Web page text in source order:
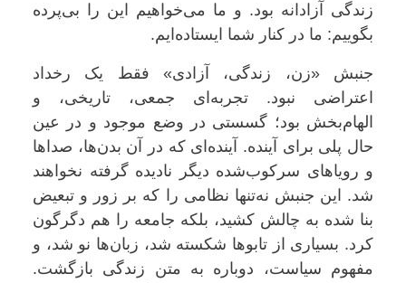
زندگی آزادانه بود. و ما می‌خواهیم این را بی‌پرده
بگوییم: ما در کنار شما ایستاده‌ایم.
جنبش «زن، زندگی، آزادی» فقط یک رخداد
اعتراضی نبود. تجربه‌ای جمعی، تاریخی، و
الهام‌بخش بود؛ گسستی در وضع موجود و در عین
حال پلی برای آینده. آینده‌ای که در آن بدن‌ها، صداها
و رویاهای سرکوب‌شده دیگر نادیده گرفته نخواهند
شد. این جنبش نه‌تنها نظامی را که بر زور و تبعیض
بنا شده به چالش کشید، بلکه جامعه را هم دگرگون
کرد. بسیاری از تابوها شکسته شد، زبان‌ها نو شد، و
مفهوم سیاست، دوباره به متن زندگی بازگشت.